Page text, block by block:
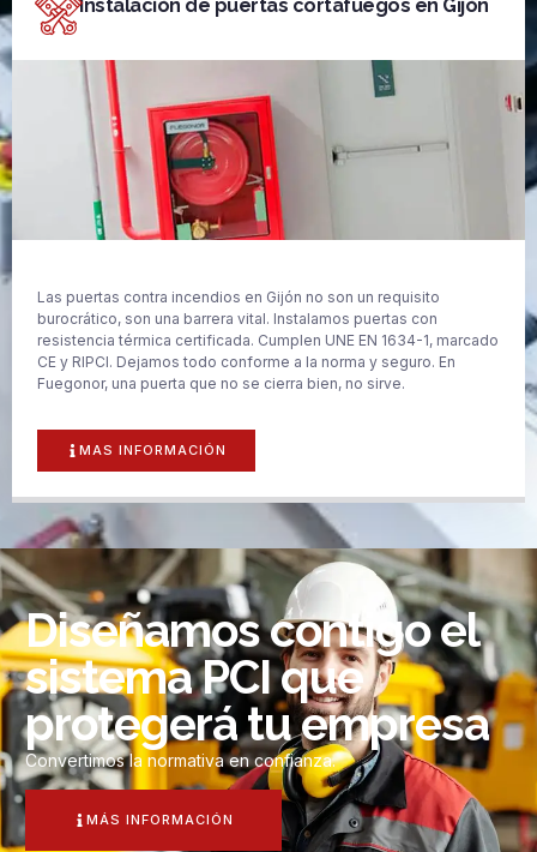
Instalación de puertas cortafuegos en Gijón
Las puertas contra incendios en Gijón no son un requisito
burocrático, son una barrera vital. Instalamos puertas con
resistencia térmica certificada. Cumplen UNE EN 1634-1, marcado
CE y RIPCI. Dejamos todo conforme a la norma y seguro. En
Fuegonor, una puerta que no se cierra bien, no sirve.
MAS INFORMACIÓN
Diseñamos contigo el
sistema PCI que
protegerá tu empresa
Convertimos la normativa en confianza.
MÁS INFORMACIÓN